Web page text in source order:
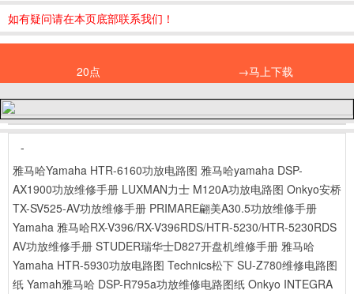
如有疑问请在本页底部联系我们！
20点 →马上下载
-
雅马哈Yamaha HTR-6160功放电路图 雅马哈yamaha DSP-
AX1900功放维修手册 LUXMAN力士 M120A功放电路图 Onkyo安桥
TX-SV525-AV功放维修手册 PRIMARE翩美A30.5功放维修手册
Yamaha 雅马哈RX-V396/RX-V396RDS/HTR-5230/HTR-5230RDS
AV功放维修手册 STUDER瑞华士D827开盘机维修手册 雅马哈
Yamaha HTR-5930功放电路图 Technics松下 SU-Z780维修电路图
纸 Yamah雅马哈 DSP-R795a功放维修电路图纸 Onkyo INTEGRA